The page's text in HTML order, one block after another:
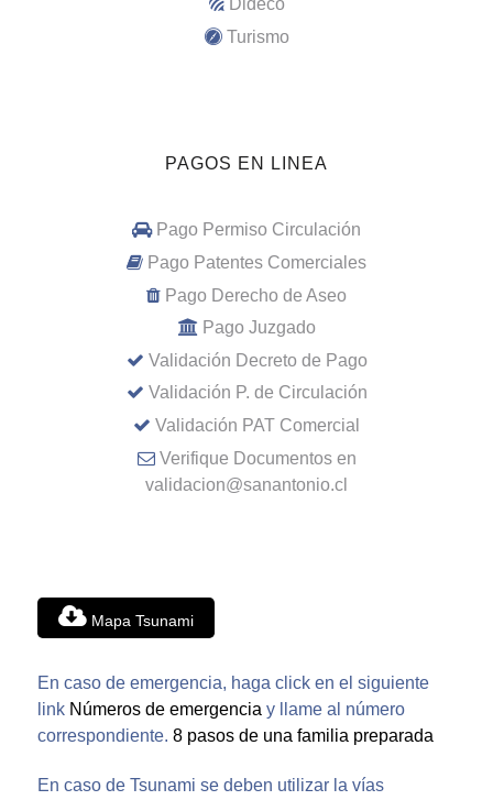
Dideco
Turismo
PAGOS EN LINEA
Pago Permiso Circulación
Pago Patentes Comerciales
Pago Derecho de Aseo
Pago Juzgado
Validación Decreto de Pago
Validación P. de Circulación
Validación PAT Comercial
Verifique Documentos en
validacion@sanantonio.cl
Mapa Tsunami
En caso de emergencia, haga click en el siguiente
link Números de emergencia y llame al número
correspondiente. 8 pasos de una familia preparada
En caso de Tsunami se deben utilizar la vías